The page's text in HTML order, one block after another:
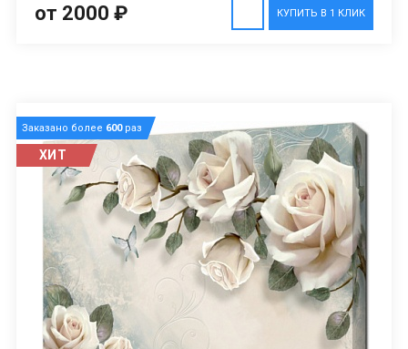
КУПИТЬ В 1 КЛИК
от 2000 ₽
Заказано более 600раз
ХИТ